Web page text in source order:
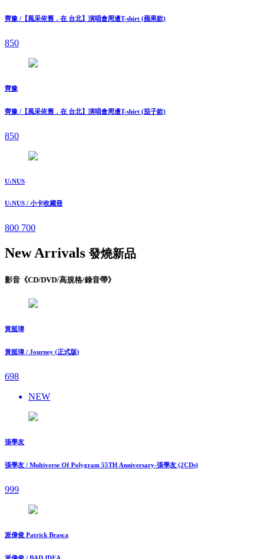
齊豫 /【風采依舊．在 台北】演唱會周邊T-shirt (蘋果款)
850
齊豫
齊豫 /【風采依舊．在 台北】演唱會周邊T-shirt (茄子款)
850
U:NUS
U:NUS / 小卡收藏冊
800 700
New Arrivals 發燒新品
影音《CD/DVD/高規格/錄音帶》
黃挺瑋
黃挺瑋 / Journey (正式版)
698
NEW
張學友
張學友 / Multiverse Of Polygram 55TH Anniversary-張學友 (2CDs)
999
派偉俊 Patrick Brasca